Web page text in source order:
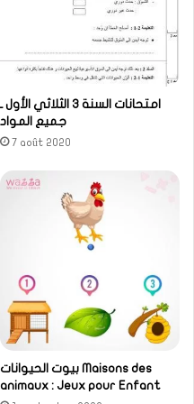
امتحانات السنة 3 الثلاثي الأول ـ
جميع المواد
7 août 2020
بيوت الحيوانات Maisons des
animaux : Jeux pour Enfant